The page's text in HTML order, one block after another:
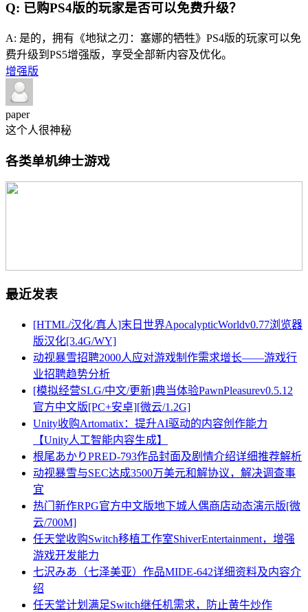
Q: 已购PS4版的玩家是否可以免费升级？
A: 是的，拥有《地狱之刃：塞娜的牺牲》PS4版的玩家可以免
费升级到PS5增强版，享受全部新内容及优化。
增强版
paper
这个人很神秘
各类单机绅士游戏
最近发表
[HTML/汉化/真人]末日世界ApocalypticWorldv0.77浏览器
版汉化[3.4G/WY]
动视暴雪招聘2000人应对游戏制作需求增长——游戏行
业招聘趋势分析
[模拟经营SLG/中文/更新]典当体验PawnPleasurev0.5.12
官方中文版[PC+安卓][微云/1.2G]
Unity收购Artomatix：提升AI驱动的内容创作能力
【Unity人工智能内容生成】
根尾あかりPRED-793作品封面及剧情介绍详细推荐解析
动视暴雪与SEC达成3500万美元和解协议，解决调查事
宜
热门新作RPG官方中文版地下城人偶商店动态演示版[微
云/700M]
任天堂收购Switch移植工作室ShiverEntertainment，增强
游戏开发能力
七沢みあ（七泽美亚）作品MIDE-642详细资料及内容介
绍
任天堂计划满足Switch继任机需求，防止黄牛炒作